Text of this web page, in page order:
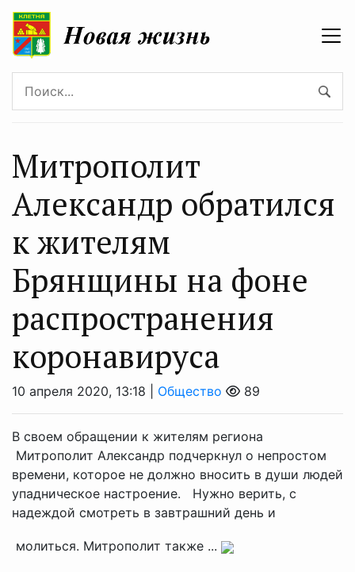
Митрополит
Александр обратился
к жителям
Брянщины на фоне
распространения
коронавируса
10 апреля 2020, 13:18 | Общество 89
В своем обращении к жителям региона
Митрополит Александр подчеркнул о непростом
времени, которое не должно вносить в души людей
упадническое настроение. Нужно верить, с
надеждой смотреть в завтрашний день и
молиться. Митрополит также ...